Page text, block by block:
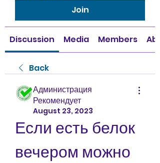
Join
Discussion Media Members
Back
Администрация
Рекомендует
August 23, 2023
Если есть белок
вечером можно